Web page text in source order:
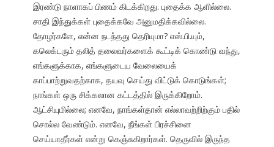
இரண்டு நாளாகப் பிணம் கிடக்கிறது. புதைக்க ஆளில்லை.
சாதி இந்துக்கள் புதைக்கவே அனுமதிக்கவில்லை.
தோழர்களே, என்ன நடந்தது தெரியுமா? எஸ்.பி.யும்,
கலெக்டரும் தலித் தலைவர்களைக் கூட்டிக் கொண்டு வந்து,
எங்களுக்காக, எங்களுடைய வேலையைக்
காப்பாற்றுவதற்காக, தயவு செய்து விட்டுக் கொடுங்கள்;
நாங்கள் ஒரு சிக்கலான கட்டத்தில் இருக்கிறோம்.
ஆட்சியுமில்லை; எனவே, நாங்கள்தான் எல்லாவற்றிற்கும் பதில்
சொல்ல வேண்டும். எனவே, நீங்கள் பிரச்சினை
செய்யாதீர்கள் என்று கெஞ்சுகிறார்கள். தெருவில் இருந்த